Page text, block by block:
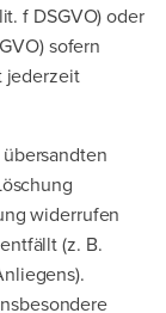
f DSGVO) oder
sofern
jederzeit
widerrufen
(z. B.